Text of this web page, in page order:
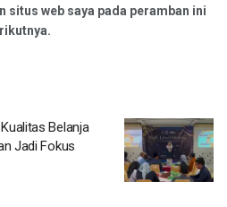
situs web saya pada peramban ini
Belanja
Jadi Fokus